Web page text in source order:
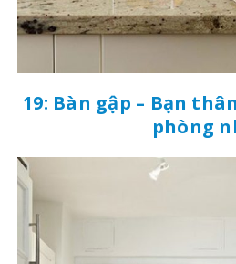
19: Bàn gập – Bạn
phòng